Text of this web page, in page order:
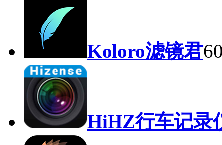
Koloro滤镜君
HiHZ行车记录